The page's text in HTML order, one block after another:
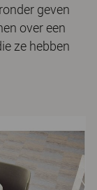
geven
over een
ze hebben